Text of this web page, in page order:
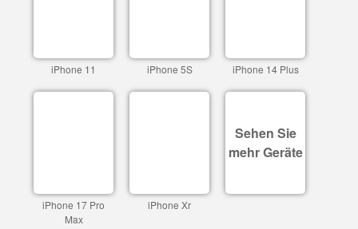
iPhone 11 iPhone 5S iPhone 14 Plus
iPhone 17 Pro
Max
iPhone Xr
Sehen Sie
mehr Geräte